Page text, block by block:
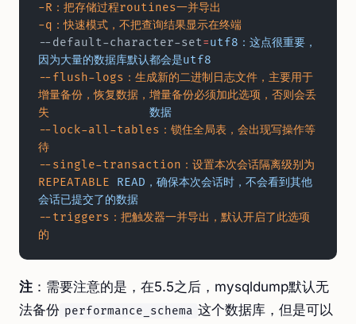
-R：把存储过程routines一并导出
-q：快速模式，不把查询结果显示在终端
--default-character-set=utf8：这点很重要，
因为大量的数据库默认都会是utf8
--flush-logs：生成新的二进制日志文件，主要用于
增量备份，恢复数据，增量备份必须加此选项，否则会丢
失
              数据
--lock-all-tables：锁住全局表，会出现写操作等
待
--single-transaction：设置本次会话隔离级别为
REPEATABLE READ，确保本次会话时，不会看到其他
会话已提交了的数据
--triggers：把触发器一并导出，默认开启了此选项
的
注 ：需要注意的是，在5.5之后，mysqldump默认无
法备份 performance_schema 这个数据库，但是可以